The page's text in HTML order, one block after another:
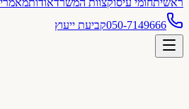
ראשיתחומי עיסוקצוות המשרדאודות
050-7149666קביעת ייעוץ